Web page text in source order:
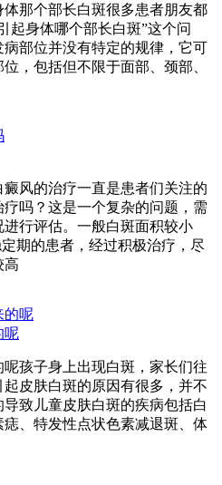
那个部长白斑很多患者朋友都
起身体哪个部长白斑”这个问
部位并没有特定的规律，它可
，包括但不限于面部、颈部、
风的治疗一直是患者们关注的
吗？这是一个复杂的问题，需
行评估。一般白斑面积较小
定期的患者，经过积极治疗，尽
高
呢
孩子身上出现白斑，家长们往
皮肤白斑的原因有很多，并不
致儿童皮肤白斑的疾病包括白
、特发性点状色素减退斑、体